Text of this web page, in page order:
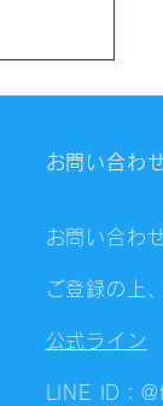
お問い合わ
お問い合わ
ご登録の上
公式ライン
LINE ID：